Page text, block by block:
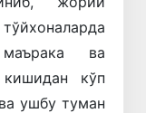
ва
кўп
ушбу туман